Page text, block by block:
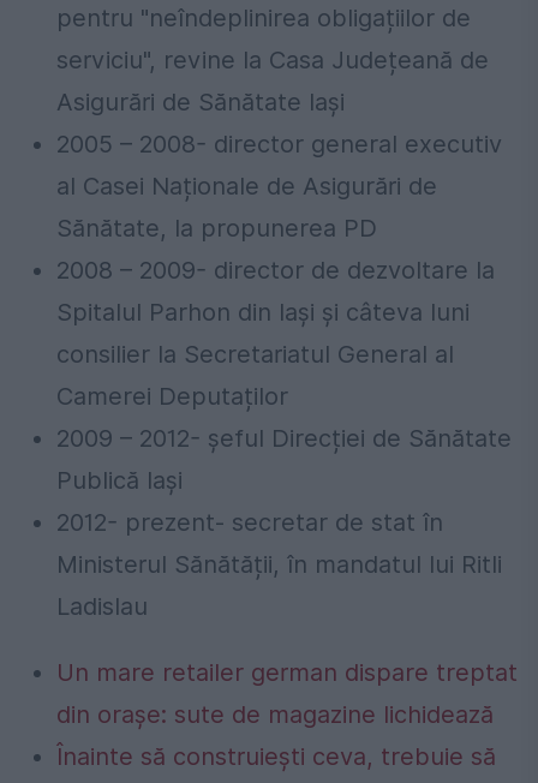
pentru "neîndeplinirea obligațiilor de
serviciu", revine la Casa Județeană de
Asigurări de Sănătate Iași
2005 – 2008- director general executiv
al Casei Naționale de Asigurări de
Sănătate, la propunerea PD
2008 – 2009- director de dezvoltare la
Spitalul Parhon din Iași și câteva luni
consilier la Secretariatul General al
Camerei Deputaților
2009 – 2012- șeful Direcției de Sănătate
Publică Iași
2012- prezent- secretar de stat în
Ministerul Sănătății, în mandatul lui Ritli
Ladislau
Un mare retailer german dispare treptat
din orașe: sute de magazine lichidează
Înainte să construiești ceva, trebuie să